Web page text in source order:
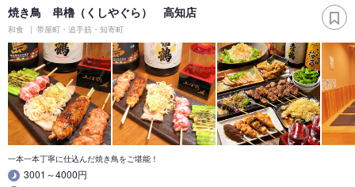
焼き鳥 串櫓（くしやぐら） 高知店
和食 帯屋町・追手筋・知寄町
一本一本丁寧に仕込んだ焼き鳥をご堪能！
3001～4000円